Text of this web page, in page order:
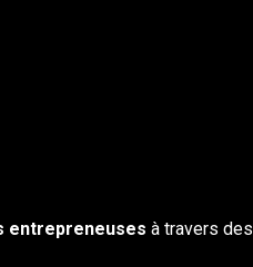
entrepreneuses à travers des